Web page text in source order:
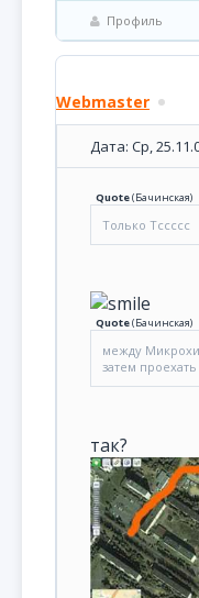
Профиль
Webmaster
Дата: Ср,
Quote(Бачинская)
Только Тссссс
Quote(Бачинская)
между
затем
так?